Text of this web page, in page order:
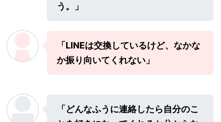
う。」
「LINEは交換しているけど、なかな
か振り向いてくれない」
「どんなふうに連絡したら自分のこ